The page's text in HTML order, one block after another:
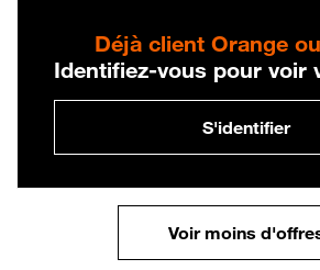
Déjà client Orange
Identifiez-vous pour voir
S'identifier
Voir moins